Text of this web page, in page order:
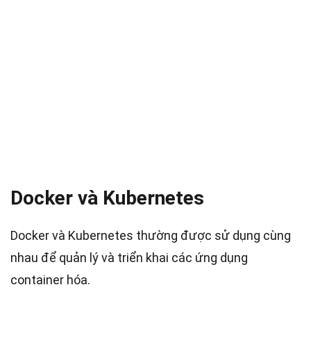
Docker và Kubernetes
Docker và Kubernetes thường được sử dụng cùng
nhau để quản lý và triển khai các ứng dụng
container hóa.